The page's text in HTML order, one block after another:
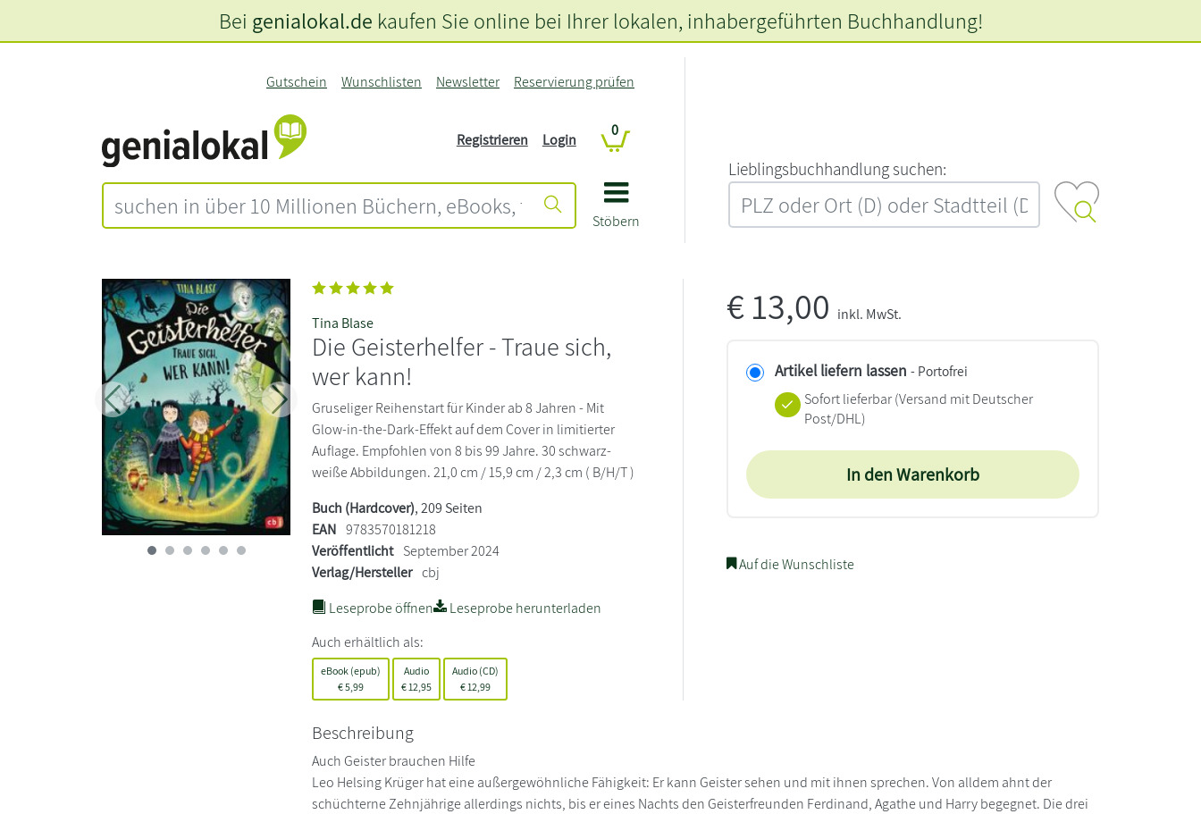
Stöbern
Gutschein Wunschlisten Newsletter Reservierung prüfen
Registrieren Login
0
L‍i‍e‍b‍l‍i‍n‍g‍s‍b‍u‍c‍h‍h‍a‍n‍d‍l‍u‍n‍g‍ ‍s‍u‍c‍h‍e‍n‍:‍
Bei genialokal.de kaufen Sie online bei Ihrer lokalen, inhabergeführten Buchhandlung!
Zurück Weiter
Tina Blase
Die Geisterhelfer - Traue sich,
wer kann!
Gruseliger Reihenstart für Kinder ab 8 Jahren - Mit
Glow-in-the-Dark-Effekt auf dem Cover in limitierter
Auflage. Empfohlen von 8 bis 99 Jahre. 30 schwarz-
weiße Abbildungen. 21,0 cm / 15,9 cm / 2,3 cm ( B/H/T )
Buch (Hardcover), 209 Seiten
EAN 9783570181218
Veröffentlicht September 2024
Verlag/Hersteller cbj
Leseprobe öffnen
Leseprobe herunterladen
Auch erhältlich als:
eBook (epub)
€5,99
Audio
€ 12,95
Audio (CD)
€ 12,99
€13,00 inkl. MwSt.
Artikel liefern lassen - Portofrei
Sofort lieferbar(Versand mit Deutscher
Post/DHL)
In den Warenkorb
Auf die Wunschliste
Beschreibung
Auch Geister brauchen Hilfe
Leo Helsing Krüger hat eine außergewöhnliche Fähigkeit: Er kann Geister sehen und mit ihnen sprechen. Von alldem ahnt der
schüchterne Zehnjährige allerdings nichts, bis er eines Nachts den Geisterfreunden Ferdinand, Agathe und Harry begegnet. Die drei